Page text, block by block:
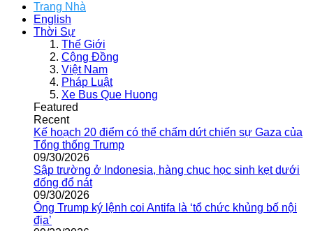
Trang Nhà
English
Thời Sự
Thế Giới
Cộng Đồng
Việt Nam
Pháp Luật
Xe Bus Que Huong
Featured
Recent
Kế hoạch 20 điểm có thể chấm dứt chiến sự Gaza của
Tổng thống Trump
09/30/2026
Sập trường ở Indonesia, hàng chục học sinh kẹt dưới
đống đổ nát
09/30/2026
Ông Trump ký lệnh coi Antifa là ‘tổ chức khủng bố nội
địa’